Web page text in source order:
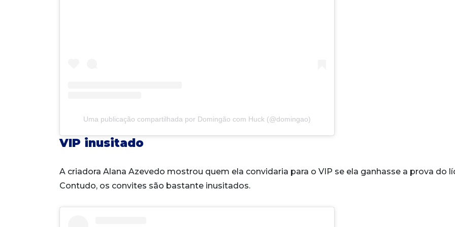
Uma publicação compartilhada por Domingão com Huck (@domingao)
VIP inusitado
A criadora Alana Azevedo mostrou quem ela convidaria para o VIP se ela ganhasse a prova do
Contudo, os convites são bastante inusitados.